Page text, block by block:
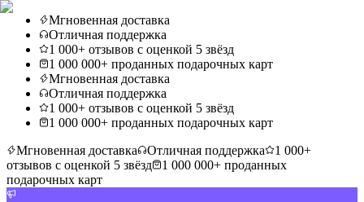
Мгновенная доставка
Отличная поддержка
1 000+ отзывов с оценкой 5 звёзд
1 000 000+ проданных подарочных карт
Мгновенная доставка
Отличная поддержка
1 000+ отзывов с оценкой 5 звёзд
1 000 000+ проданных подарочных карт
Мгновенная доставка
Отличная поддержка
1 000+
отзывов с оценкой 5 звёзд
1 000 000+ проданных
подарочных карт